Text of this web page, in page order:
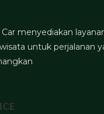
menyediakan
untuk perjalanan